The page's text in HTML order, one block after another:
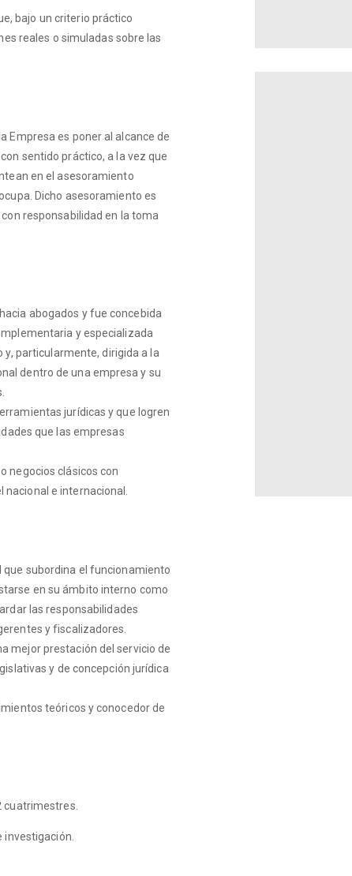
bajo un criterio práctico
reales o simuladas sobre las
Empresa es poner al alcance de
sentido práctico, a la vez que
en el asesoramiento
Dicho asesoramiento es
responsabilidad en la toma
abogados y fue concebida
y especializada
y, particularmente, dirigida a la
dentro de una empresa y su
jurídicas y que logren
que las empresas
negocios clásicos con
e internacional.
subordina el funcionamiento
en su ámbito interno como
las responsabilidades
y fiscalizadores.
mejor prestación del servicio de
y de concepción jurídica
teóricos y conocedor de
cuatrimestres.
investigación.